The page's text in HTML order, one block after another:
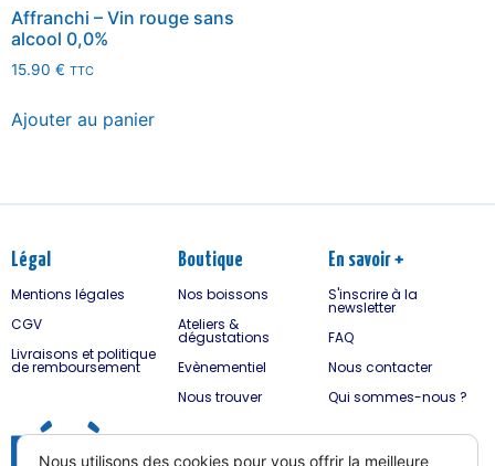
Affranchi – Vin rouge sans
alcool 0,0%
15.90 € TTC
Ajouter au panier
Légal
Mentions légales
CGV
Livraisons et politique
de remboursement
Boutique
Nos boissons
Ateliers &
dégustations
Evènementiel
Nous trouver
En savoir +
S'inscrire à la
newsletter
FAQ
Nous contacter
Qui sommes-nous ?
Nous utilisons des cookies pour vous offrir la meilleure